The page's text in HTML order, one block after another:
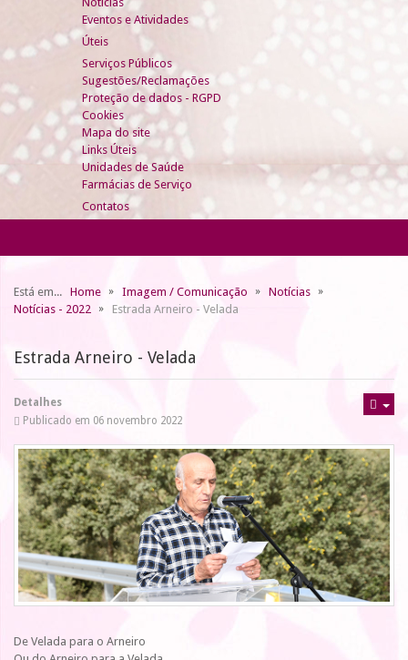
Eventos e Atividades
Úteis
Serviços Públicos
Sugestões/Reclamações
Proteção de dados - RGPD
Cookies
Mapa do site
Links Úteis
Unidades de Saúde
Farmácias de Serviço
Contatos
Está em... Home Imagem / Comunicação
Notícias
Notícias - 2022
Estrada Arneiro - Velada
Estrada Arneiro - Velada
Detalhes
Publicado em 06 novembro 2022
De Velada para o Arneiro